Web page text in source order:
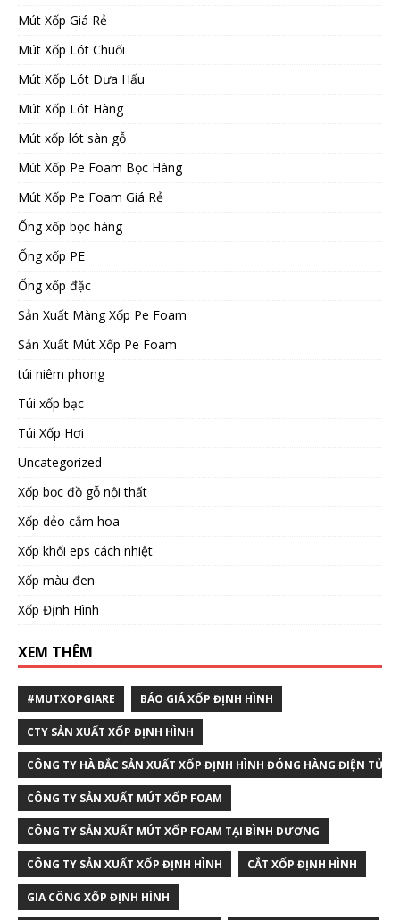
Mút Xốp Giá Rẻ
Mút Xốp Lót Chuối
Mút Xốp Lót Dưa Hấu
Mút Xốp Lót Hàng
Mút xốp lót sàn gỗ
Mút Xốp Pe Foam Bọc Hàng
Mút Xốp Pe Foam Giá Rẻ
Ống xốp bọc hàng
Ống xốp PE
Ống xốp đặc
Sản Xuất Màng Xốp Pe Foam
Sản Xuất Mút Xốp Pe Foam
túi niêm phong
Túi xốp bạc
Túi Xốp Hơi
Uncategorized
Xốp bọc đồ gỗ nội thất
Xốp dẻo cắm hoa
Xốp khối eps cách nhiệt
Xốp màu đen
Xốp Định Hình
XEM THÊM
#MUTXOPGIARE BÁO GIÁ XỐP ĐỊNH HÌNH
CTY SẢN XUẤT XỐP ĐỊNH HÌNH
CÔNG TY HÀ BẮC SẢN XUẤT XỐP ĐỊNH HÌNH ĐÓNG HÀNG ĐIỆN TỬ
CÔNG TY SẢN XUẤT MÚT XỐP FOAM
CÔNG TY SẢN XUẤT MÚT XỐP FOAM TẠI BÌNH DƯƠNG
CÔNG TY SẢN XUẤT XỐP ĐỊNH HÌNH CẮT XỐP ĐỊNH HÌNH
GIA CÔNG XỐP ĐỊNH HÌNH